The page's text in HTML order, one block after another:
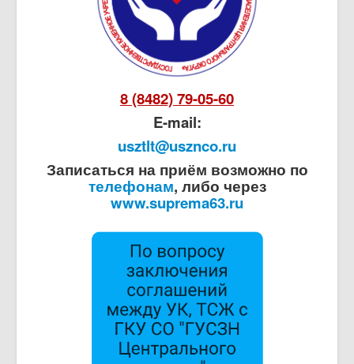
8 (8482) 79-05-60
E-mail:
usztlt@usznco.ru
Записаться на приём возможно по
телефонам, либо через
www.suprema63.ru